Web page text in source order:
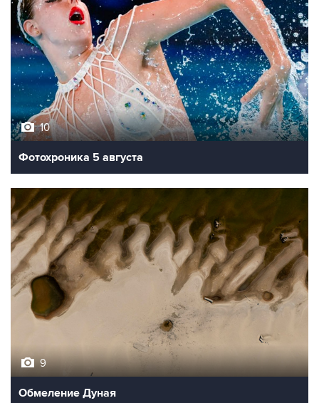
10
Фотохроника 5 августа
9
Обмеление Дуная